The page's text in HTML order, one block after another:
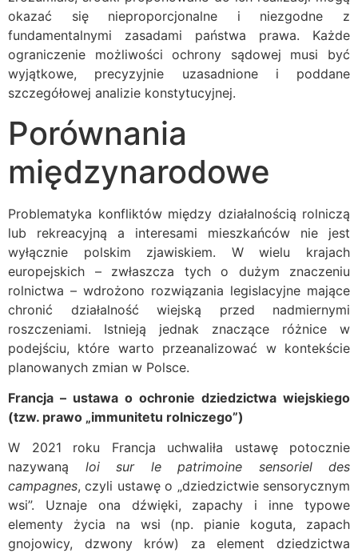
okazać się nieproporcjonalne i niezgodne z
fundamentalnymi zasadami państwa prawa. Każde
ograniczenie możliwości ochrony sądowej musi być
wyjątkowe, precyzyjnie uzasadnione i poddane
szczegółowej analizie konstytucyjnej.
Porównania
międzynarodowe
Problematyka konfliktów między działalnością rolniczą
lub rekreacyjną a interesami mieszkańców nie jest
wyłącznie polskim zjawiskiem. W wielu krajach
europejskich – zwłaszcza tych o dużym znaczeniu
rolnictwa – wdrożono rozwiązania legislacyjne mające
chronić działalność wiejską przed nadmiernymi
roszczeniami. Istnieją jednak znaczące różnice w
podejściu, które warto przeanalizować w kontekście
planowanych zmian w Polsce.
Francja – ustawa o ochronie dziedzictwa wiejskiego
(tzw. prawo „immunitetu rolniczego”)
W 2021 roku Francja uchwaliła ustawę potocznie
nazywaną loi sur le patrimoine sensoriel des
campagnes, czyli ustawę o „dziedzictwie sensorycznym
wsi”. Uznaje ona dźwięki, zapachy i inne typowe
elementy życia na wsi (np. pianie koguta, zapach
gnojowicy, dzwony krów) za element dziedzictwa